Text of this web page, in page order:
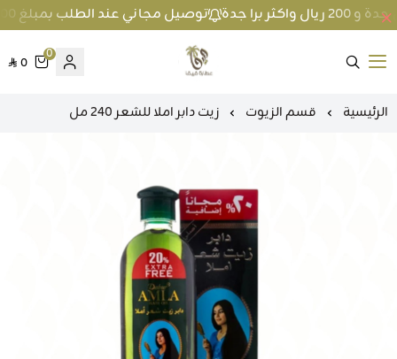
توصيل مجاني عند الطلب بمبلغ 100 ريال واكثر داخل جدة و 200 ريال واكثر برا جدة
متجر عطارة فيفا
0
0
الرئيسية قسم الزيوت زيت دابر املا للشعر 240 مل